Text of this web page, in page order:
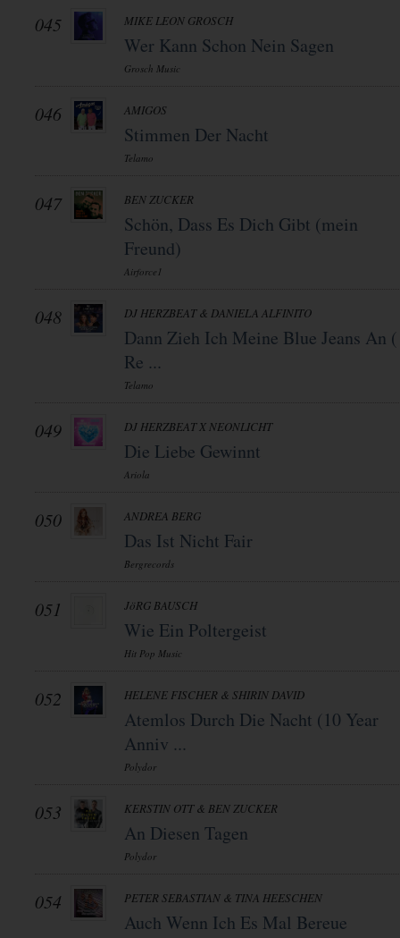
045 MIKE LEON GROSCH
Wer Kann Schon Nein Sagen
Grosch Music
046 AMIGOS
Stimmen Der Nacht
Telamo
047 BEN ZUCKER
Schön, Dass Es Dich Gibt (mein
Freund)
Airforce1
048 DJ HERZBEAT & DANIELA ALFINITO
Dann Zieh Ich Meine Blue Jeans An (
Re ...
Telamo
049 DJ HERZBEAT X NEONLICHT
Die Liebe Gewinnt
Ariola
050 ANDREA BERG
Das Ist Nicht Fair
Bergrecords
051 JöRG BAUSCH
Wie Ein Poltergeist
Hit Pop Music
052 HELENE FISCHER & SHIRIN DAVID
Atemlos Durch Die Nacht (10 Year
Anniv ...
Polydor
053 KERSTIN OTT & BEN ZUCKER
An Diesen Tagen
Polydor
054 PETER SEBASTIAN & TINA HEESCHEN
Auch Wenn Ich Es Mal Bereue